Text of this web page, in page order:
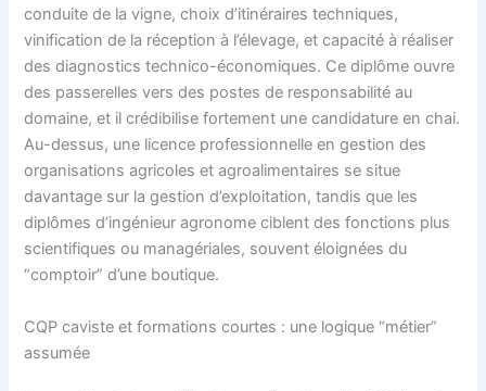
conduite de la vigne, choix d’itinéraires techniques,
vinification de la réception à l’élevage, et capacité à réaliser
des diagnostics technico-économiques. Ce diplôme ouvre
des passerelles vers des postes de responsabilité au
domaine, et il crédibilise fortement une candidature en chai.
Au-dessus, une licence professionnelle en gestion des
organisations agricoles et agroalimentaires se situe
davantage sur la gestion d’exploitation, tandis que les
diplômes d’ingénieur agronome ciblent des fonctions plus
scientifiques ou managériales, souvent éloignées du
“comptoir” d’une boutique.
CQP caviste et formations courtes : une logique “métier”
assumée